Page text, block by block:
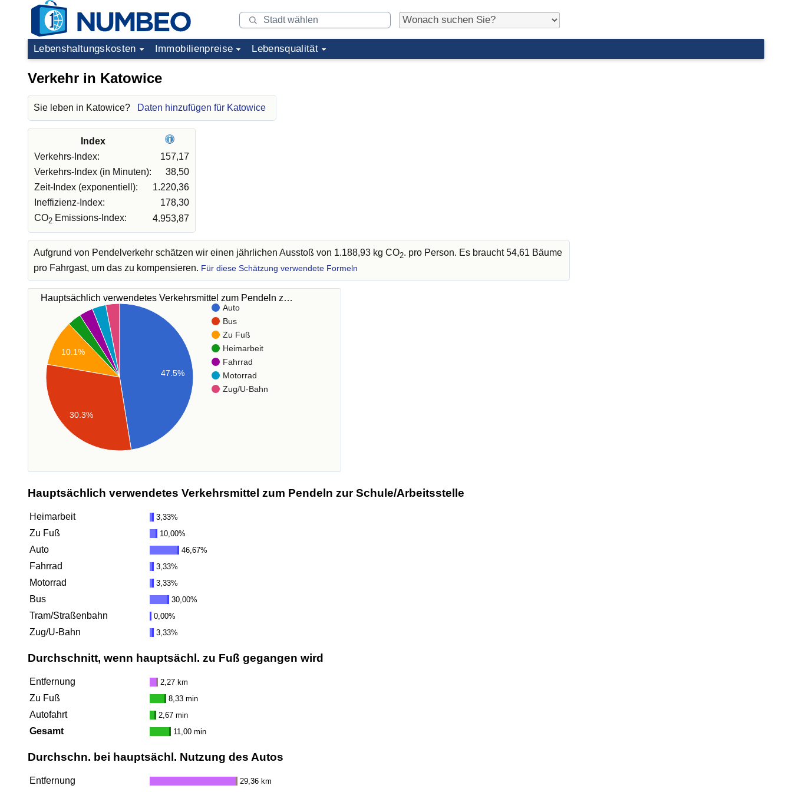
Lebenshaltungskosten Immobilienpreise Lebensqualität
Verkehr in Katowice
Sie leben in Katowice? Daten hinzufügen für Katowice
Index
Verkehrs-Index:
157,17
Verkehrs-Index (in Minuten):
38,50
Zeit-Index (exponentiell):
1.220,36
Ineffizienz-Index:
178,30
CO2 Emissions-Index: 4.953,87
Aufgrund von Pendelverkehr schätzen wir einen jährlichen Ausstoß von 1.188,93 kg CO2. pro Person. Es braucht 54,61 Bäume
pro Fahrgast, um das zu kompensieren. Für diese Schätzung verwendete Formeln
Hauptsächlich verwendetes Verkehrsmittel zum Pendeln z…
Auto
Bus
Zu Fuß
Heimarbeit
Fahrrad
Motorrad
Zug/U-Bahn
47.5%
10.1%
30.3%
Hauptsächlich verwendetes Verkehrsmittel zum Pendeln zur Schule/Arbeitsstelle
Heimarbeit 3,33%
Zu Fuß 10,00%
Auto 46,67%
Fahrrad 3,33%
Motorrad 3,33%
Bus 30,00%
Tram/Straßenbahn 0,00%
Zug/U-Bahn 3,33%
Durchschnitt, wenn hauptsächl. zu Fuß gegangen wird
Entfernung 2,27 km
Zu Fuß 8,33 min
Autofahrt 2,67 min
Gesamt 11,00 min
Durchschn. bei hauptsächl. Nutzung des Autos
Entfernung 29,36 km